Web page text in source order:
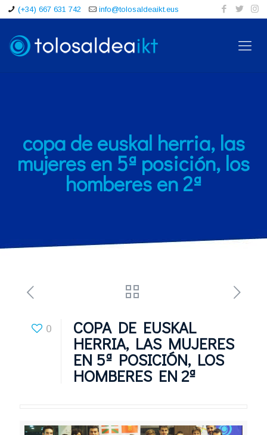
(+34) 667 631 742 info@tolosaldeaikt.eus
copa de euskal herria, las
mujeres en 5ª posición, los
homberes en 2ª
0 COPA DE EUSKAL
HERRIA, LAS MUJERES
EN 5ª POSICIÓN, LOS
HOMBERES EN 2ª